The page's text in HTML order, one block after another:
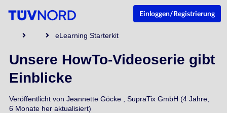
Einloggen/Registrierung
eLearning Starterkit
Unsere HowTo-Videoserie gibt
Einblicke
Veröffentlicht von Jeannette Göcke, SupraTix GmbH (4 Jahre,
6 Monate her aktualisiert)